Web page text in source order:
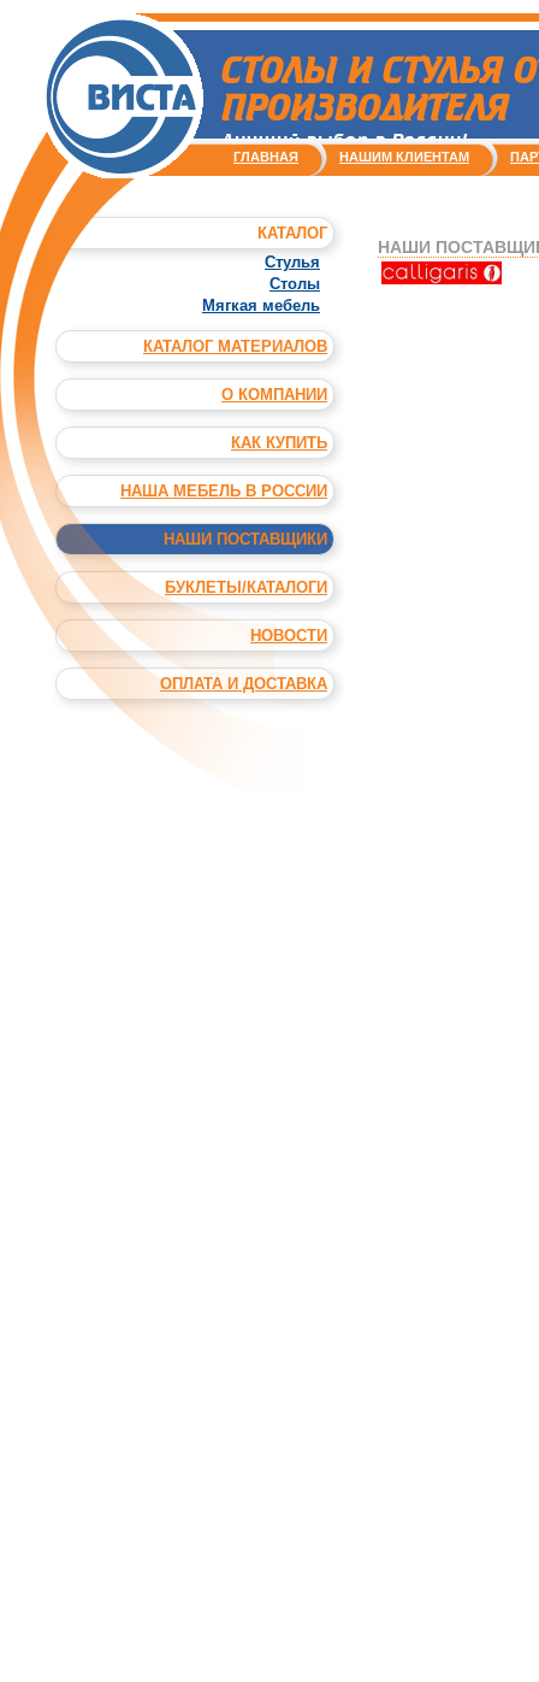
СТОЛЫ И СТУЛЬЯ
ПРОИЗВОДИТЕЛЯ
Лучший выбор в России!
ГЛАВНАЯ
НАШИМ КЛИЕНТАМ
КАТАЛОГ
Стулья
Столы
Мягкая мебель
КАТАЛОГ МАТЕРИАЛОВ
О КОМПАНИИ
КАК КУПИТЬ
НАША МЕБЕЛЬ В РОССИИ
НАШИ ПОСТАВЩИКИ
БУКЛЕТЫ/КАТАЛОГИ
НОВОСТИ
ОПЛАТА И ДОСТАВКА
НАШИ